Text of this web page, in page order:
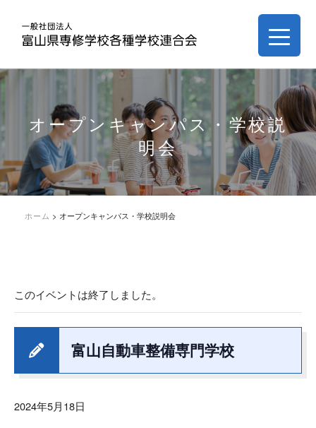
オープンキャンパス・学校説
明会
ホーム > オープンキャンパス・学校説明会
このイベントは終了しました。
富山自動車整備専門学校
2024年5月18日